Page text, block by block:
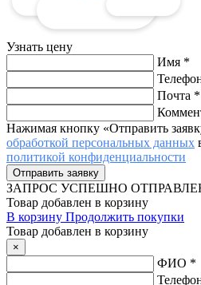
Узнать цену
Имя *
Почта *
Нажимая кнопку «Отправить
обработкой персональных данных
политикой конфиденциальности
ЗАПРОС УСПЕШНО
Товар добавлен в корзину
В корзину Продолжить покупки
Товар добавлен в корзину
×
ФИО *